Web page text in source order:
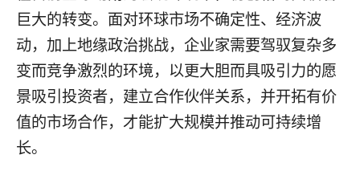
巨大的转变。面对环球市场不确定性、经济波
动，加上地缘政治挑战，企业家需要驾驭复杂多
变而竞争激烈的环境，以更大胆而具吸引力的愿
景吸引投资者，建立合作伙伴关系，并开拓有价
值的市场合作，才能扩大规模并推动可持续增
长。